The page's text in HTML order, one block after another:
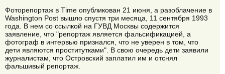
Фоторепортаж в Тime опубликован 21 июня, а разоблачение в
Washington Post вышло спустя три месяца, 11 сентября 1993
года. В нем со ссылкой на ГУВД Москвы содержится
заявление, что "репортаж является фальсификацией, а
фотограф в интервью признался, что не уверен в том, что
дети являются проститутками". В свою очередь дети заявили
журналистам, что Островский заплатил им и отснял
фальшивый репортаж.